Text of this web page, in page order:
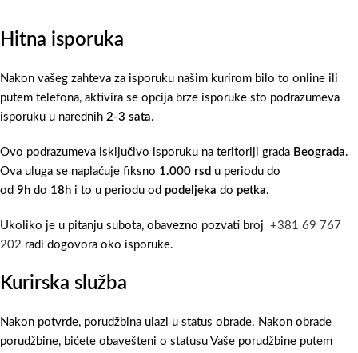
Hitna isporuka
Nakon vašeg zahteva za isporuku našim kurirom bilo to online ili
putem telefona, aktivira se opcija brze isporuke sto podrazumeva
isporuku u narednih 2-3 sata.
Ovo podrazumeva isključivo isporuku na teritoriji grada Beograda.
Ova uluga se naplaćuje fiksno 1.000 rsd u periodu do
od 9h do 18h i to u periodu od podeljeka do petka.
Ukoliko je u pitanju subota, obavezno pozvati broj +381 69 767
202 radi dogovora oko isporuke.
Kurirska služba
Nakon potvrde, porudžbina ulazi u status obrade. Nakon obrade
porudžbine, bićete obavešteni o statusu Vaše porudžbine putem